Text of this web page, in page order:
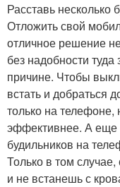
Расставь несколько
Отложить свой
отличное решение
без надобности
причине. Чтобы
встать и добраться
только на телефоне,
эффективнее. А еще
будильников на
Только в том
и не встанешь с